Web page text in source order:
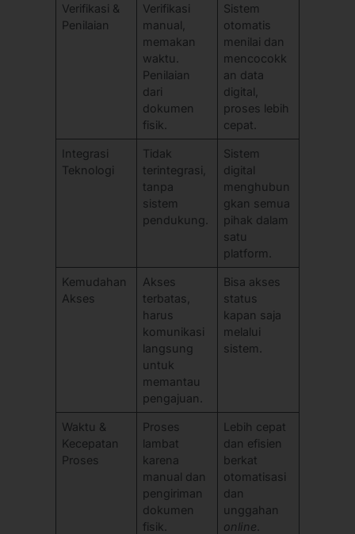
Verifikasi &
Penilaian
Verifikasi
manual,
memakan
waktu.
Penilaian
dari
dokumen
fisik.
Sistem
otomatis
menilai dan
mencocokk
an data
digital,
proses lebih
cepat.
Integrasi
Teknologi
Tidak
terintegrasi,
tanpa
sistem
pendukung.
Sistem
digital
menghubun
gkan semua
pihak dalam
satu
platform.
Kemudahan
Akses
Akses
terbatas,
harus
komunikasi
langsung
untuk
memantau
pengajuan.
Bisa akses
status
kapan saja
melalui
sistem.
Waktu &
Kecepatan
Proses
Proses
lambat
karena
manual dan
pengiriman
dokumen
fisik.
Lebih cepat
dan efisien
berkat
otomatisasi
dan
unggahan
online